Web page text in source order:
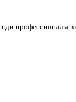
профессионалы в